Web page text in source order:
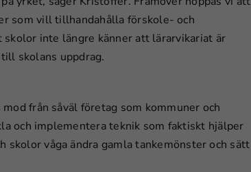
som vill tillhandahålla förskole- och
inte längre känner att lärarvikariat är
skolans uppdrag.
från såväl företag som kommuner och
och implementera teknik som faktiskt hjälper
skolor våga ändra gamla tankemönster och sätt